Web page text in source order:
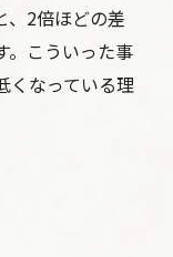
、2倍ほどの差
。こういった事
くなっている理